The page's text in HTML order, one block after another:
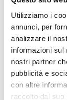
Utilizziamo i
annunci, per
analizzare il
informazioni sul
nostri partner
pubblicità e
con altre
raccolto dal suo
,
meglio la
tempo, vista la
Questa